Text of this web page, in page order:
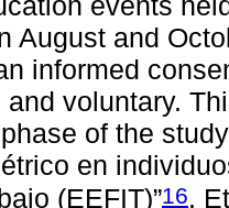
August and
informed
and voluntary.
of the
en
(EEFIT)”16.